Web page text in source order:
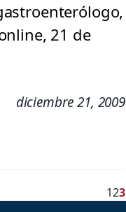
21 de
diciembre 21, 2009
123